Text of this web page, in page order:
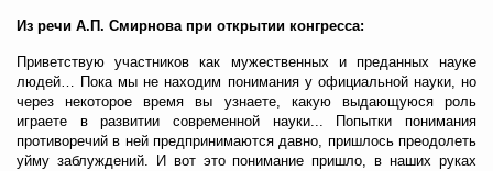
Из речи А.П. Смирнова при открытии конгресса:
Приветствую участников как мужественных и преданных науке
людей… Пока мы не находим понимания у официальной науки, но
через некоторое время вы узнаете, какую выдающуюся роль
играете в развитии современной науки... Попытки понимания
противоречий в ней предпринимаются давно, пришлось преодолеть
уйму заблуждений. И вот это понимание пришло, в наших руках